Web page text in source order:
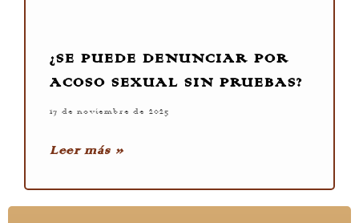
¿SE PUEDE DENUNCIAR POR
ACOSO SEXUAL SIN PRUEBAS?
17 de noviembre de 2025
Leer más »